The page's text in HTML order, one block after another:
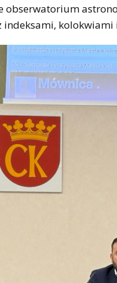
obserwatorium
indeksami,